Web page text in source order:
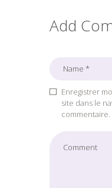
Add
Enregistrer
site dans le
commentaire.